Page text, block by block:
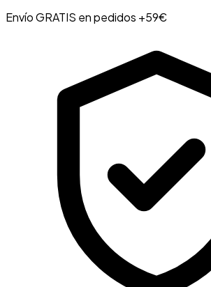
Envío GRATIS en pedidos +59€